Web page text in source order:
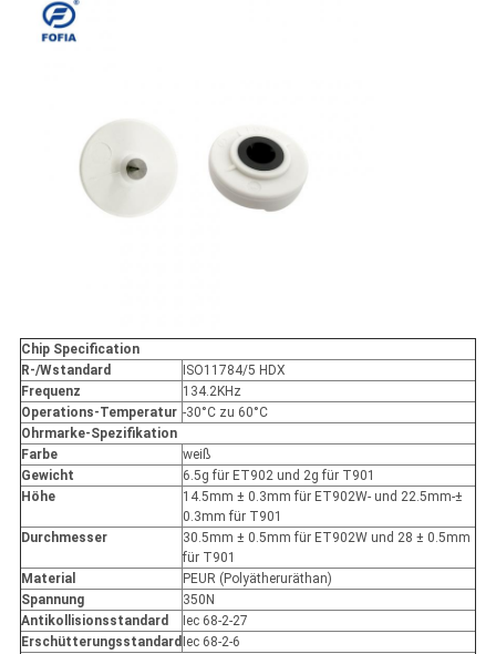
Chip Specification
R-/Wstandard
ISO11784/5 HDX
Frequenz
134.2KHz
Operations-Temperatur -30°C zu 60°C
Ohrmarke-Spezifikation
Farbe
weiß
Gewicht
6.5g für ET902 und 2g für T901
Höhe
14.5mm ± 0.3mm für ET902W- und 22.5mm-±
0.3mm für T901
Durchmesser
30.5mm ± 0.5mm für ET902W und 28 ± 0.5mm
für T901
Material
PEUR (Polyätheruräthan)
Spannung
350N
Antikollisionsstandard
Iec 68-2-27
Erschütterungsstandard Iec 68-2-6